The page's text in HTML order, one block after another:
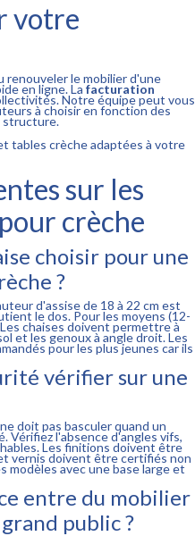
votre
renouveler le mobilier d'une
en ligne. La facturation
Notre équipe peut vous
à choisir en fonction des
structure.
tables crèche adaptées à votre
sur les
crèche
choisir pour une
?
d'assise de 18 à 22 cm est
le dos. Pour les moyens (12-
chaises doivent permettre à
et les genoux à angle droit. Les
pour les plus jeunes car ils
vérifier sur une
doit pas basculer quand un
Vérifiez l'absence d'angles vifs,
Les finitions doivent être
vernis doivent être certifiés non
modèles avec une base large et
entre du mobilier
public ?